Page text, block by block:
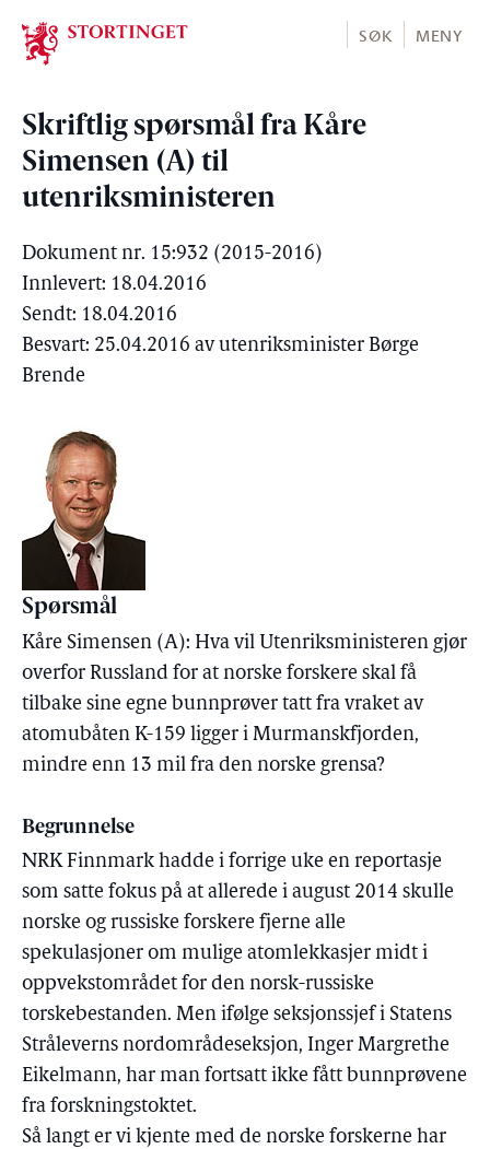
Stortinget.no
SØK MENY
Skriftlig spørsmål fra Kåre
Simensen (A) til
utenriksministeren
Dokument nr. 15:932 (2015-2016)
Innlevert: 18.04.2016
Sendt: 18.04.2016
Besvart: 25.04.2016 av utenriksminister Børge
Brende
Spørsmål
Kåre Simensen (A): Hva vil Utenriksministeren gjør
overfor Russland for at norske forskere skal få
tilbake sine egne bunnprøver tatt fra vraket av
atomubåten K-159 ligger i Murmanskfjorden,
mindre enn 13 mil fra den norske grensa?
Begrunnelse
NRK Finnmark hadde i forrige uke en reportasje
som satte fokus på at allerede i august 2014 skulle
norske og russiske forskere fjerne alle
spekulasjoner om mulige atomlekkasjer midt i
oppvekstområdet for den norsk-russiske
torskebestanden. Men ifølge seksjonssjef i Statens
Stråleverns nordområdeseksjon, Inger Margrethe
Eikelmann, har man fortsatt ikke fått bunnprøvene
fra forskningstoktet.
Så langt er vi kjente med de norske forskerne har